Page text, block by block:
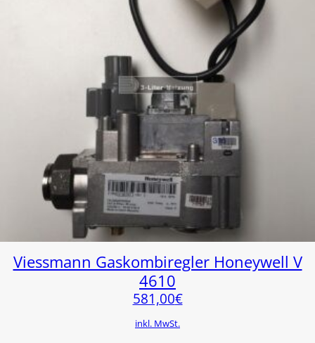
Viessmann Gaskombiregler Honeywell V
4610
581,00€
inkl. MwSt.